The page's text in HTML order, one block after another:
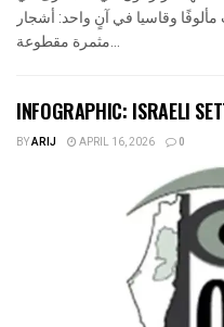
وقاسيا في آنٍ واحد: أشجار
مثمرة مقطوعة...
INFOGRAPHIC: ISRAELI
BYARIJ APRIL 16, 2026 0